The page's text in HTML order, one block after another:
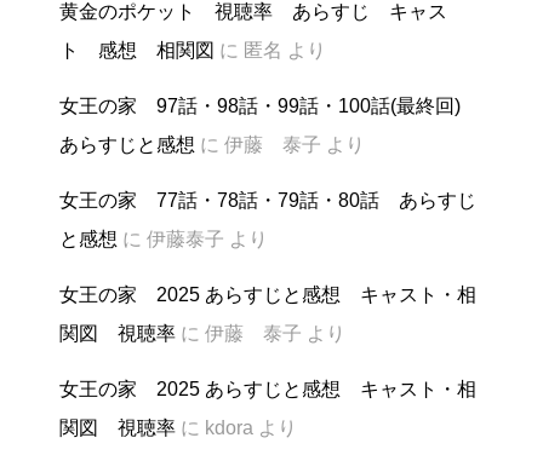
黄金のポケット 視聴率 あらすじ キャス
ト 感想 相関図 に 匿名 より
女王の家 97話・98話・99話・100話(最終回)
あらすじと感想 に 伊藤 泰子 より
女王の家 77話・78話・79話・80話 あらすじ
と感想 に 伊藤泰子 より
女王の家 2025 あらすじと感想 キャスト・相
関図 視聴率 に 伊藤 泰子 より
女王の家 2025 あらすじと感想 キャスト・相
関図 視聴率 に kdora より